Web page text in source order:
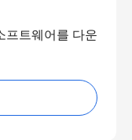
프트웨어를 다운